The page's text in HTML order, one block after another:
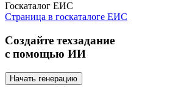
Госкаталог ЕИС
Страница в госкаталоге ЕИС
Создайте техзадание
с помощью ИИ
Начать генерацию